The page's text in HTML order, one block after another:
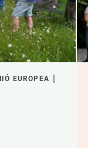
EUROPEA